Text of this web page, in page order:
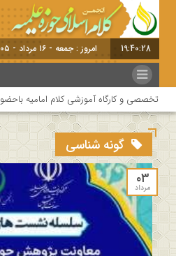
19:40:28 امروز : جمعه - ۱۶ مرداد - ۱۴۰۵
تخصصی و کارگاه آموزشی کلام امامیه
گونه شناسی
۰۳
مرداد